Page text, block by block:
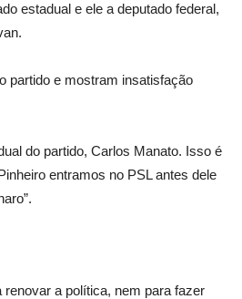
estadual e ele a deputado federal,
partido e mostram insatisfação
do partido, Carlos Manato. Isso é
entramos no PSL antes dele
a política, nem para fazer